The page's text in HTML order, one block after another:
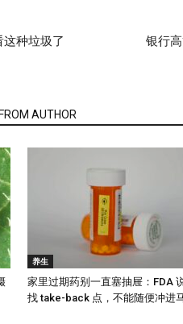
种垃圾了
银行
AUTHOR
养生
家里过期药别一直塞抽屉：FDA
找 take-back 点，不能随便冲进